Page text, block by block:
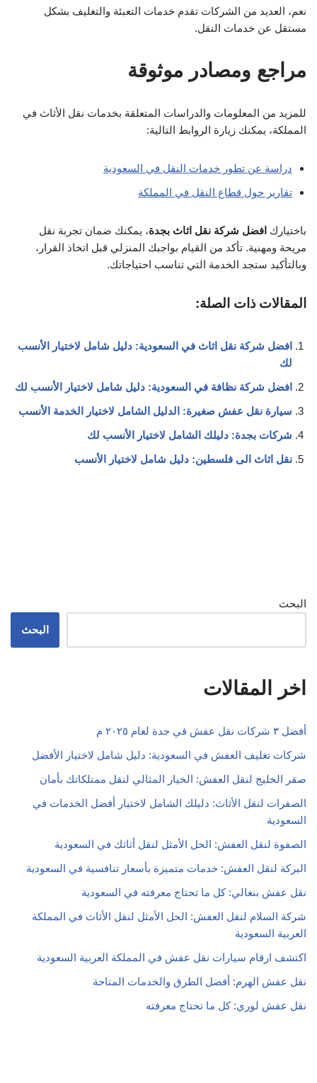
نعم، العديد من الشركات تقدم خدمات التعبئة والتغليف بشكل
مستقل عن خدمات النقل.
مراجع ومصادر موثوقة
للمزيد من المعلومات والدراسات المتعلقة بخدمات نقل الأثاث في
المملكة، يمكنك زيارة الروابط التالية:
دراسة عن تطور خدمات النقل في السعودية
تقارير حول قطاع النقل في المملكة
باختيارك افضل شركة نقل اثاث بجدة، يمكنك ضمان تجربة نقل
مريحة ومهنية. تأكد من القيام بواجبك المنزلي قبل اتخاذ القرار،
وبالتأكيد ستجد الخدمة التي تناسب احتياجاتك.
المقالات ذات الصلة:
افضل شركة نقل اثاث في السعودية: دليل شامل لاختيار الأنسب
لك
افضل شركة نظافة في السعودية: دليل شامل لاختيار الأنسب لك
سيارة نقل عفش صغيرة: الدليل الشامل لاختيار الخدمة الأنسب
شركات بجدة: دليلك الشامل لاختيار الأنسب لك
نقل اثاث الى فلسطين: دليل شامل لاختيار الأنسب
البحث
البحث
اخر المقالات
أفضل ٣ شركات نقل عفش في جدة لعام ٢٠٢٥ م
شركات تغليف العفش في السعودية: دليل شامل لاختيار الأفضل
صقر الخليج لنقل العفش: الخيار المثالي لنقل ممتلكاتك بأمان
الصفرات لنقل الأثاث: دليلك الشامل لاختيار أفضل الخدمات في
السعودية
الصفوة لنقل العفش: الحل الأمثل لنقل أثاثك في السعودية
البركة لنقل العفش: خدمات متميزة بأسعار تنافسية في السعودية
نقل عفش بنغالي: كل ما تحتاج معرفته في السعودية
شركة السلام لنقل العفش: الحل الأمثل لنقل الأثاث في المملكة
العربية السعودية
اكتشف ارقام سيارات نقل عفش في المملكة العربية السعودية
نقل عفش الهرم: أفضل الطرق والخدمات المتاحة
نقل عفش لوري: كل ما تحتاج معرفته